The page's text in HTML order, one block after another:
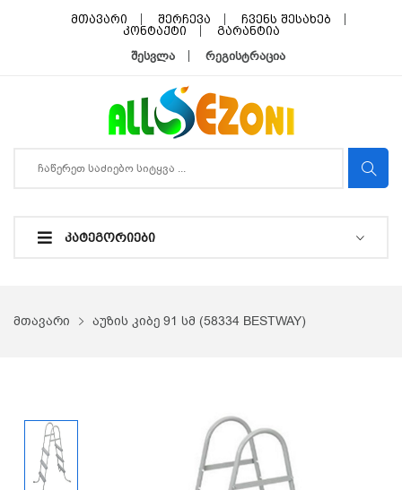
მთავარი შერჩევა
ჩვენს შესახებ
კონტაქტი
გარანტია
შესვლა რეგისტრაცია
ᲙᲐᲢᲔᲒᲝᲠᲘᲔᲑᲘ
მთავარი აუზის კიბე 91 სმ (58334 BESTWAY)